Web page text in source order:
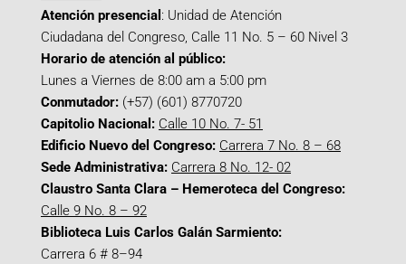
Atención presencial : Unidad de Atención
Ciudadana del Congreso, Calle 11 No. 5 – 60 Nivel 3
Horario de atención al público:
Lunes a Viernes de 8:00 am a 5:00 pm
Conmutador: (+57) (601) 8770720
Capitolio Nacional: Calle 10 No. 7- 51
Edificio Nuevo del Congreso: Carrera 7 No. 8 – 68
Sede Administrativa: Carrera 8 No. 12- 02
Claustro Santa Clara – Hemeroteca del Congreso:
Calle 9 No. 8 – 92
Biblioteca Luis Carlos Galán Sarmiento:
Carrera 6 # 8–94